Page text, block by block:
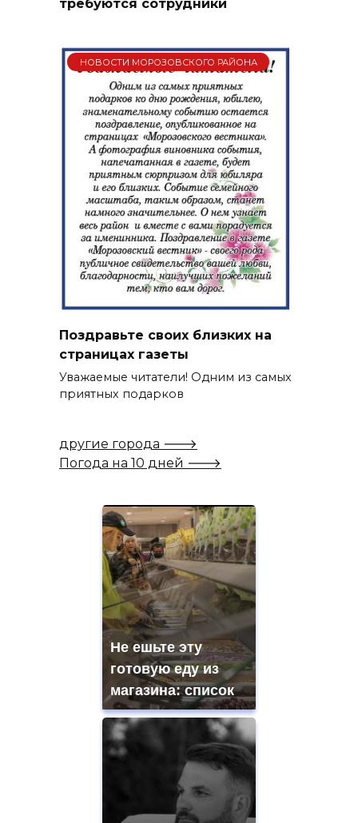
НОВОСТИ МОРОЗОВСКОГО РАЙОНА
Поздравьте своих близких на
страницах газеты
Уважаемые читатели! Одним из самых
приятных подарков
другие города 🡒
Погода на 10 дней 🡒
Не ешьте эту
готовую еду из
магазина: список